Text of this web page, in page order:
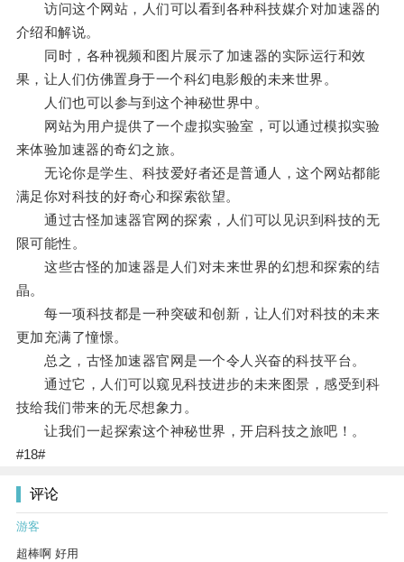
访问这个网站，人们可以看到各种科技媒介对加速器的
介绍和解说。
同时，各种视频和图片展示了加速器的实际运行和效
果，让人们仿佛置身于一个科幻电影般的未来世界。
人们也可以参与到这个神秘世界中。
网站为用户提供了一个虚拟实验室，可以通过模拟实验
来体验加速器的奇幻之旅。
无论你是学生、科技爱好者还是普通人，这个网站都能
满足你对科技的好奇心和探索欲望。
通过古怪加速器官网的探索，人们可以见识到科技的无
限可能性。
这些古怪的加速器是人们对未来世界的幻想和探索的结
晶。
每一项科技都是一种突破和创新，让人们对科技的未来
更加充满了憧憬。
总之，古怪加速器官网是一个令人兴奋的科技平台。
通过它，人们可以窥见科技进步的未来图景，感受到科
技给我们带来的无尽想象力。
让我们一起探索这个神秘世界，开启科技之旅吧！。
#18#
评论
游客
超棒啊 好用